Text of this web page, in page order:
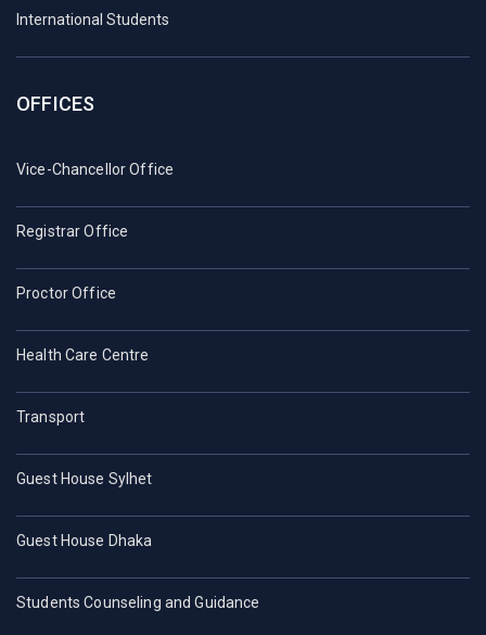
International Students
OFFICES
Vice-Chancellor Office
Registrar Office
Proctor Office
Health Care Centre
Transport
Guest House Sylhet
Guest House Dhaka
Students Counseling and Guidance